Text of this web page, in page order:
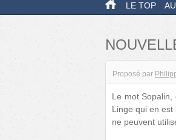
LE TOP
Proposé par
Le mot Sopalin,
Linge qui en
ne peuvent